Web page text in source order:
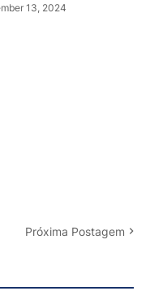
13, 2024
Próxima Postagem